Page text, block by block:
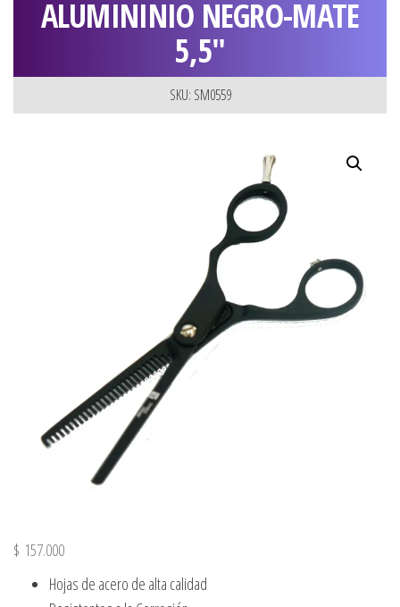
ALUMININIO NEGRO-MATE
5,5″
SKU: SM0559
$ 157.000
Hojas de acero de alta calidad